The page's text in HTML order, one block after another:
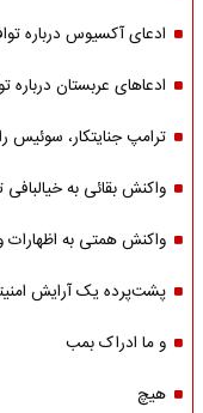
ادعای آکسیوس درباره
ادعاهای عربستان درباره
ترامپ جنایتکار، سوئیس
واکنش بقائی به خیالبافی
واکنش همتی به اظهارات
پشت‌پرده یک آرایش
و ما ادراک بمب
هیچ